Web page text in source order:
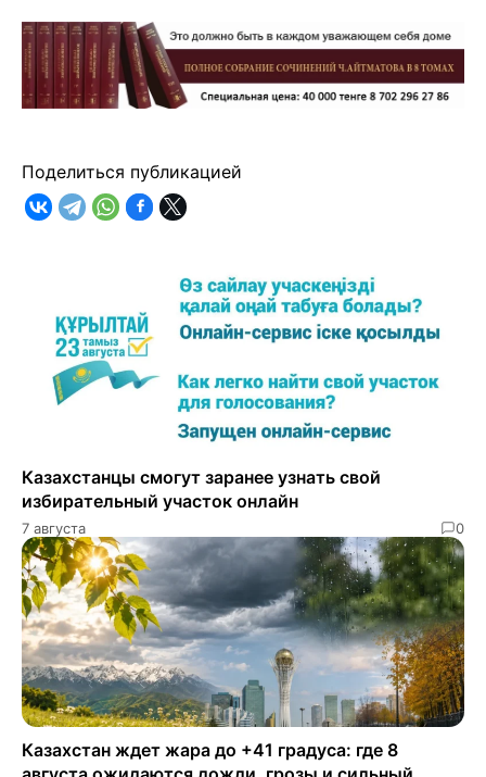
Поделиться публикацией
Казахстанцы смогут заранее узнать свой
избирательный участок онлайн
7 августа 0
Казахстан ждет жара до +41 градуса: где 8